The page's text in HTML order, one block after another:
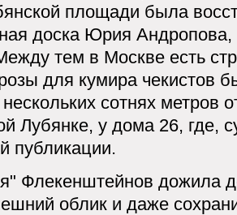
площади была
доска Юрия Андропова,
тем в Москве есть
для кумира чекистов
сотнях метров
Лубянке, у дома 26, где,
публикации.
Флекенштейнов дожила
облик и даже